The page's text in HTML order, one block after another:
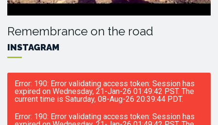
Remembrance on the road
INSTAGRAM
Error: 190: Error validating access token: Session has
expired on Wednesday, 21-Jan-26 01:49:42 PST. The
current time is Saturday, 08-Aug-26 20:39:44 PDT.
Error: 190: Error validating access token: Session has